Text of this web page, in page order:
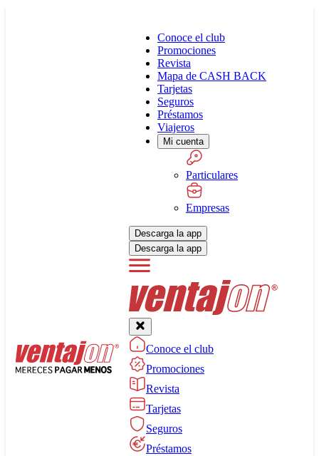
Conoce el club
Promociones
Revista
Mapa de CASH BACK
Tarjetas
Seguros
Préstamos
Viajeros
Mi cuenta
Particulares
Empresas
Descarga la app
Descarga la app
Conoce el club
Promociones
Revista
Tarjetas
Seguros
Préstamos